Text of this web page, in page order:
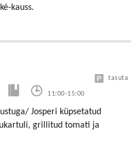
kauss.
11:00-15:00
tasuta
Josperi küpsetatud
grillitud tomati ja